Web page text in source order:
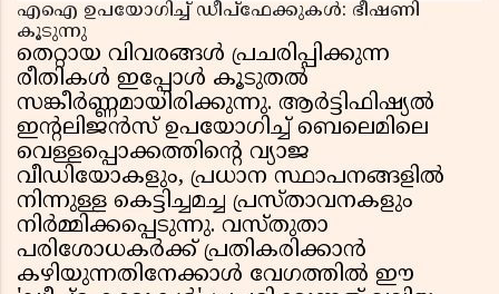
എഐ ഉപയോഗിച്ച് ഡീപ്ഫേക്കുകൾ: ഭീഷണി
കൂടുന്നു
തെറ്റായ വിവരങ്ങൾ പ്രചരിപ്പിക്കുന്ന
രീതികൾ ഇപ്പോൾ കൂടുതൽ
സങ്കീർണ്ണമായിരിക്കുന്നു. ആർട്ടിഫിഷ്യൽ
ഇൻ്റലിജൻസ് ഉപയോഗിച്ച് ബെലെമിലെ
വെള്ളപ്പൊക്കത്തിന്റെ വ്യാജ
വീഡിയോകളും, പ്രധാന സ്ഥാപനങ്ങളിൽ
നിന്നുള്ള കെട്ടിച്ചമച്ച പ്രസ്താവനകളും
നിർമ്മിക്കപ്പെടുന്നു. വസ്തുതാ
പരിശോധകർക്ക് പ്രതികരിക്കാൻ
കഴിയുന്നതിനേക്കാൾ വേഗത്തിൽ ഈ